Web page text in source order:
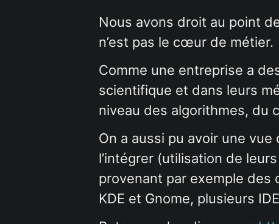
Nous avons droit au point
n’est pas le cœur de métier.
Comme une entreprise a
scientifique et dans leurs
niveau des algorithmes, du
On a aussi pu avoir une
l’intégrer (utilisation de
provenant par exemple
KDE et Gnome, plusieurs